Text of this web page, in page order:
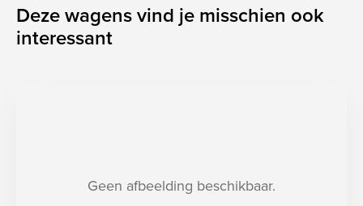
Deze wagens vind je misschien ook
interessant
Geen afbeelding beschikbaar.